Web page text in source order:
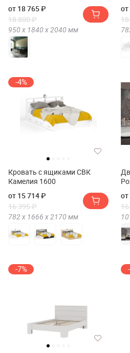
от 18 765 ₽
18 800 ₽
950 х 1840 х2040 мм
-4%
Кровать с ящиками СВК
Камелия 1600
от 15 714 ₽
16 395 ₽
782 х 1666 х2170 мм
-7%